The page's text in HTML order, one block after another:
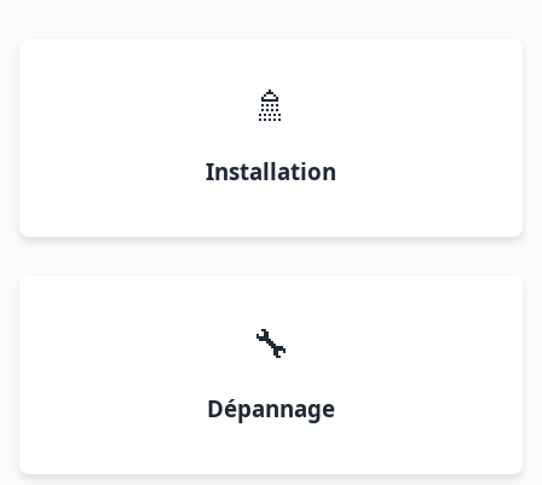
🚿
Installation
🔧
Dépannage